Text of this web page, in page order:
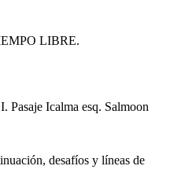
LIBRE.
Pasaje Icalma esq. Salmoon
desafíos y líneas de